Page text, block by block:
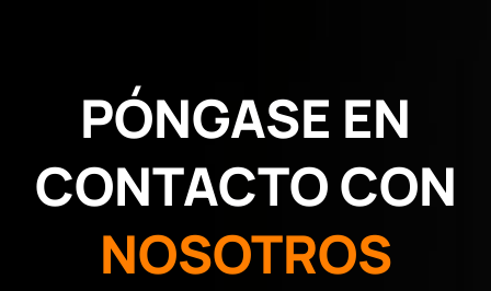
PÓNGASE EN
CONTACTO CON
NOSOTROS